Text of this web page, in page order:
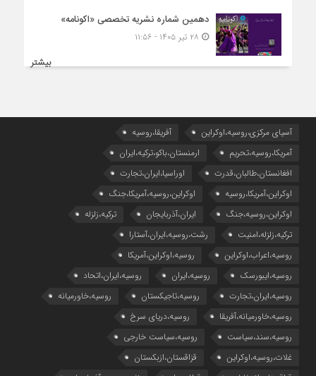
دهمین شماره نشریه تخصصی «اکونامه»
بیشتر
آسیای مرکزی،روسیه،اوکراین
آفریقا،روسیه
آمریکا،روسیه،تحریم
ارمنستان،باکو،ترکیه،ایران
افغانستان،طالبان،قدرت
اوراسیا،ایران،تجارت
اوکراین،آمریکا،روسیه
اوکراین،روسیه،آمریکا،جنگ
اوکراین،روسیه،جنگ
ایران،آذربایجان
ترکیه،زلزله
ترکیه،زلزله،امنیت
رشت،روسیه،ایران،آستارا
روسیه،اعراب،اوکراین
روسیه،اوکراین،آمریکا
روسیه،ایبورسک
روسیه،ایران
روسیه،ایران،اتحاد
روسیه،ایران،تجارت
روسیه،تاجیکستان
روسیه،خاورمیانه
روسیه،خاورمیانه،آفریقا
روسیه،دریای سرخ
روسیه،سند،سیاست
روسیه،سیاست خارجی
غلات،روسیه،اوکراین
قزاقستان،ازبکستان